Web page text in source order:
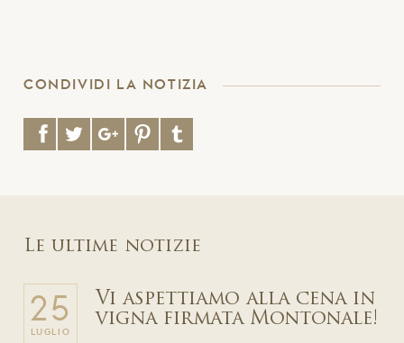
CONDIVIDI LA NOTIZIA
Le ultime notizie
25
LUGLIO
Vi aspettiamo alla cena in
vigna firmata Montonale!